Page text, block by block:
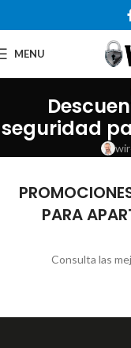
MENU
seguridad
PARA
Consulta las